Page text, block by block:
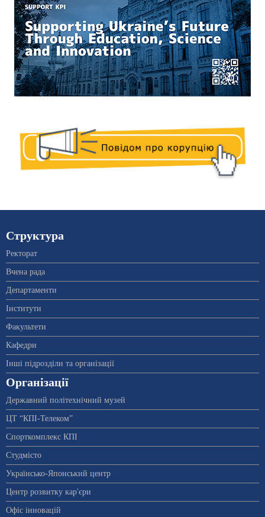
Структура
Ректорат
Вчена рада
Департаменти
Інститути
Факультети
Кафедри
Інші підрозділи та організації
Організації
Державний політехнічний музей
ЦТ “КПІ-Телеком”
Спорткомплекс КПІ
Студмісто
Українсько-Японський центр
Центр розвитку кар'єри
Офіс інновацій